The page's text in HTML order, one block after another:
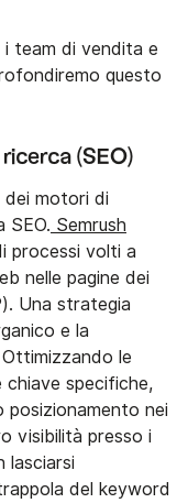
i team di vendita e
questo
(SEO)
dei motori di
SEO. Semrush
processi volti a
nelle pagine dei
Una strategia
e la
le
specifiche,
posizionamento nei
visibilità presso i
lasciarsi
del keyword